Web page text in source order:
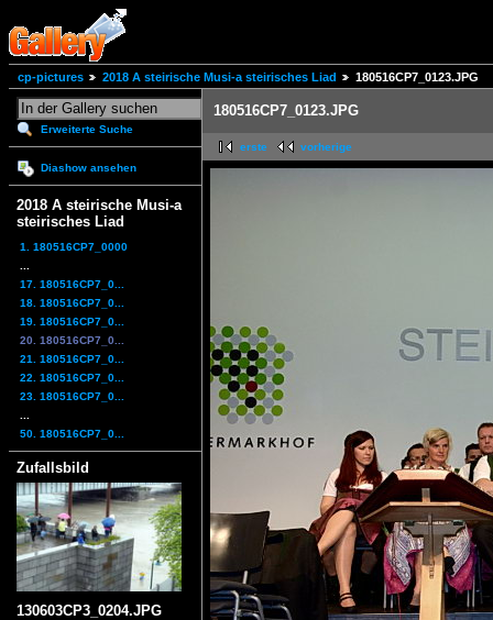
cp-pictures 2018 A steirische Musi-a steirisches Liad 180516CP7_0123.JPG
Erweiterte Suche
Diashow ansehen
2018 A steirische Musi-a
steirisches Liad
1. 180516CP7_0000
17. 180516CP7_0...
18. 180516CP7_0...
19. 180516CP7_0...
20. 180516CP7_0...
21. 180516CP7_0...
22. 180516CP7_0...
23. 180516CP7_0...
50. 180516CP7_0...
Zufallsbild
130603CP3_0204.JPG
180516CP7_0123.JPG
erste vorherige